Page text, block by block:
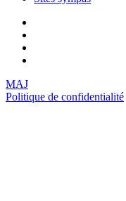
MAJ
Politique de confidentialité